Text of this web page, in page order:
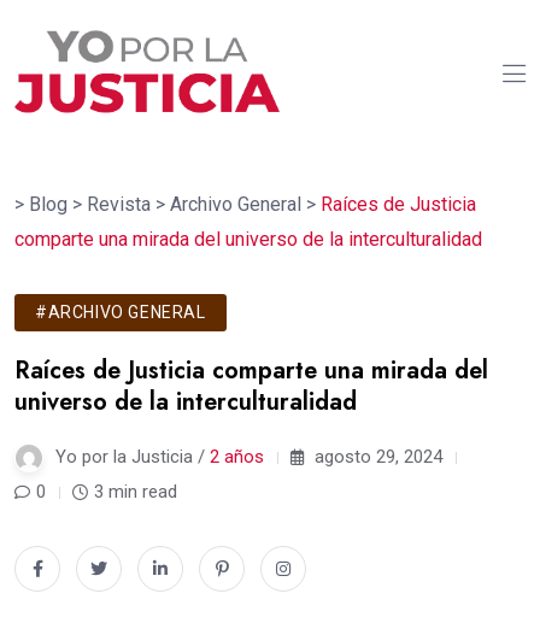
> Blog > Revista > Archivo General > Raíces de Justicia
comparte una mirada del universo de la interculturalidad
#ARCHIVO GENERAL
Raíces de Justicia comparte una mirada del
universo de la interculturalidad
Yo por la Justicia / 2 años
agosto 29, 2024
0
3 min read